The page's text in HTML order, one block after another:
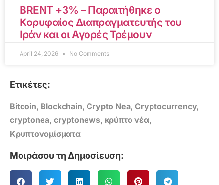
BRENT +3% – Παραιτήθηκε ο
Κορυφαίος Διαπραγματευτής του
Ιράν και οι Αγορές Τρέμουν
April 24, 2026 No Comments
Ετικέτες:
Bitcoin, Blockchain, Crypto Nea, Cryptocurrency,
cryptonea, cryptonews, κρύπτο νέα,
Κρυπτονομίσματα
Μοιράσου τη Δημοσίευση: